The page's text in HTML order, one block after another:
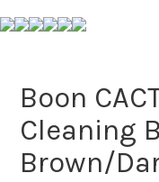
Boon
Cleaning
Brown/